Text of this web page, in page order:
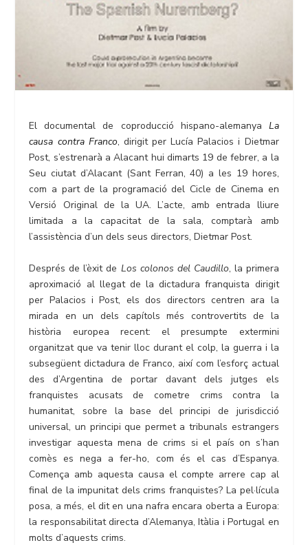
El documental de coproducció hispano-alemanya La
causa contra Franco, dirigit per Lucía Palacios i Dietmar
Post, s’estrenarà a Alacant hui dimarts 19 de febrer, a la
Seu ciutat d’Alacant (Sant Ferran, 40) a les 19 hores,
com a part de la programació del Cicle de Cinema en
Versió Original de la UA. L’acte, amb entrada lliure
limitada a la capacitat de la sala, comptarà amb
l’assistència d’un dels seus directors, Dietmar Post.
Després de l’èxit de Los colonos del Caudillo, la primera
aproximació al llegat de la dictadura franquista dirigit
per Palacios i Post, els dos directors centren ara la
mirada en un dels capítols més controvertits de la
història europea recent: el presumpte extermini
organitzat que va tenir lloc durant el colp, la guerra i la
subsegüent dictadura de Franco, així com l’esforç actual
des d’Argentina de portar davant dels jutges els
franquistes acusats de cometre crims contra la
humanitat, sobre la base del principi de jurisdicció
universal, un principi que permet a tribunals estrangers
investigar aquesta mena de crims si el país on s’han
comès es nega a fer-ho, com és el cas d’Espanya.
Comença amb aquesta causa el compte arrere cap al
final de la impunitat dels crims franquistes? La pel·lícula
posa, a més, el dit en una nafra encara oberta a Europa:
la responsabilitat directa d’Alemanya, Itàlia i Portugal en
molts d’aquests crims.